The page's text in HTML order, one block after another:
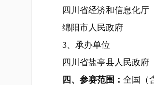
四川省经济和信息化厅
绵阳市人民政府
3、承办单位
四川省盐亭县人民政府
四、参赛范围： 全国（